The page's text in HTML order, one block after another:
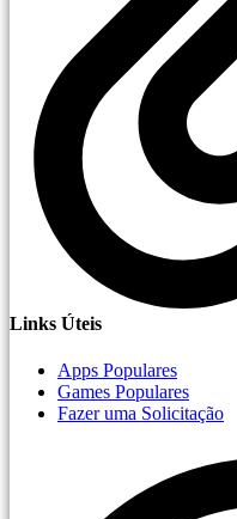
Links Úteis
Apps Populares
Games Populares
Fazer uma Solicitação